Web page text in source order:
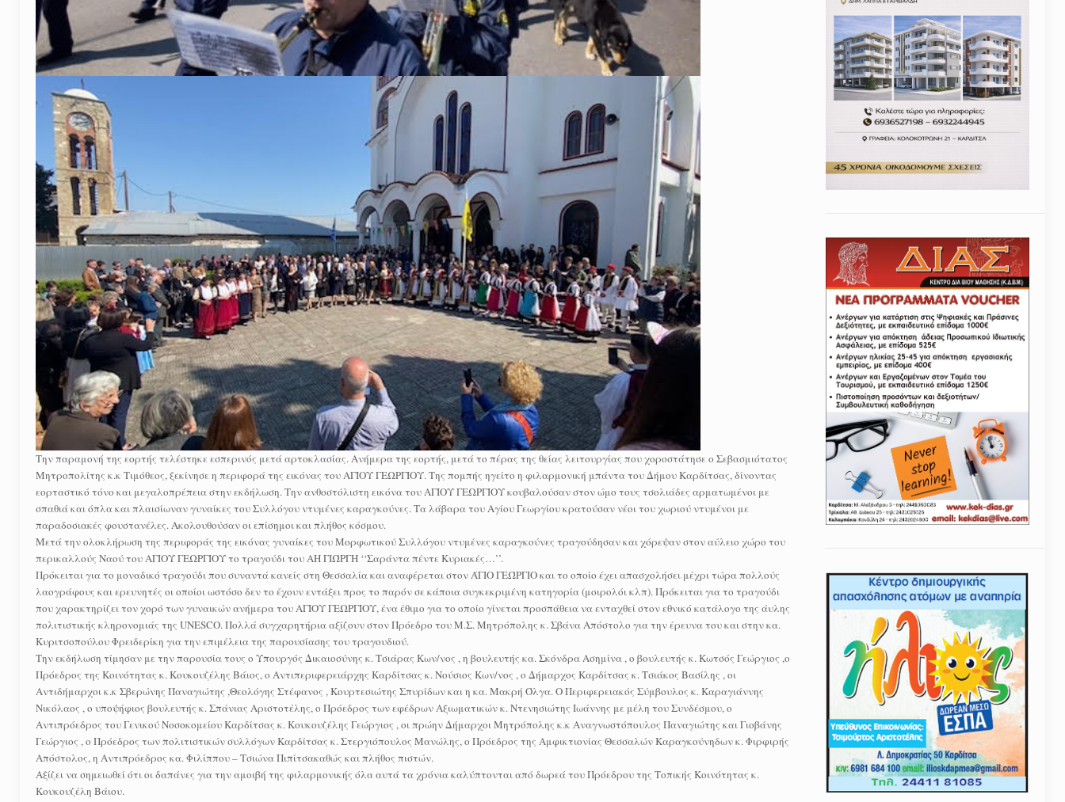
Την παραμονή της εορτής τελέστηκε εσπερινός μετά αρτοκλασίας. Ανήμερα της εορτής, μετά το πέρας της θείας λειτουργίας που χοροστάτησε ο Σεβασμιότατος
Μητροπολίτης κ.κ Τιμόθεος, ξεκίνησε η περιφορά της εικόνας του ΑΓΊΟΥ ΓΕΩΡΓΊΟΥ. Της πομπής ηγείτο η φιλαρμονική μπάντα του Δήμου Καρδίτσας, δίνοντας
εορταστικό τόνο και μεγαλοπρέπεια στην εκδήλωση. Την ανθοστόλιστη εικόνα του ΑΓΊΟΥ ΓΕΩΡΓΊΟΥ κουβαλούσαν στον ώμο τους τσολιάδες αρματωμένοι με
σπαθιά και όπλα και πλαισίωναν γυναίκες του Συλλόγου ντυμένες καραγκούνες. Τα λάβαρα του Αγίου Γεωργίου κρατούσαν νέοι του χωριού ντυμένοι με
παραδοσιακές φουστανέλες. Ακολουθούσαν οι επίσημοι και πλήθος κόσμου.
Μετά την ολοκλήρωση της περιφοράς της εικόνας γυναίκες του Μορφωτικού Συλλόγου ντυμένες καραγκούνες τραγούδησαν και χόρεψαν στον αύλειο χώρο του
περικαλλούς Ναού του ΑΓΊΟΥ ΓΕΩΡΓΊΟΥ το τραγούδι του ΑΗ ΓΙΏΡΓΗ ‘‘Σαράντα πέντε Κυριακές…’’.
Πρόκειται για το μοναδικό τραγούδι που συναντά κανείς στη Θεσσαλία και αναφέρεται στον ΆΓΙΟ ΓΕΏΡΓΙΟ και το οποίο έχει απασχολήσει μέχρι τώρα πολλούς
λαογράφους και ερευνητές οι οποίοι ωστόσο δεν το έχουν εντάξει προς το παρόν σε κάποια συγκεκριμένη κατηγορία (μοιρολόι κλπ). Πρόκειται για το τραγούδι
που χαρακτηρίζει τον χορό των γυναικών ανήμερα του ΑΓΊΟΥ ΓΕΩΡΓΊΟΥ, ένα έθιμο για το οποίο γίνεται προσπάθεια να ενταχθεί στον εθνικό κατάλογο της άυλης
πολιτιστικής κληρονομιάς της UNESCO. Πολλά συγχαρητήρια αξίζουν στον Πρόεδρο του Μ.Σ. Μητρόπολης κ. Σβάνα Απόστολο για την έρευνα του και στην κα.
Κυριτσοπούλου Φρειδερίκη για την επιμέλεια της παρουσίασης του τραγουδιού.
Την εκδήλωση τίμησαν με την παρουσία τους ο Υπουργός Δικαιοσύνης κ. Τσιάρας Κων/νος , η βουλευτής κα. Σκόνδρα Ασημίνα , ο βουλευτής κ. Κωτσός Γεώργιος ,ο
Πρόεδρος της Κοινότητας κ. Κουκουζέλης Βάιος, ο Αντιπεριφερειάρχης Καρδίτσας κ. Νούσιος Κων/νος , ο Δήμαρχος Καρδίτσας κ. Τσιάκος Βασίλης , οι
Αντιδήμαρχοι κ.κ Σβερώνης Παναγιώτης ,Θεολόγης Στέφανος , Κουρτεσιώτης Σπυρίδων και η κα. Μακρή Όλγα. Ο Περιφερειακός Σύμβουλος κ. Καραγιάννης
Νικόλαος , ο υποψήφιος βουλευτής κ. Σπάνιας Αριστοτέλης, ο Πρόεδρος των εφέδρων Αξιωματικών κ. Ντενησιώτης Ιωάννης με μέλη του Συνδέσμου, ο
Αντιπρόεδρος του Γενικού Νοσοκομείου Καρδίτσας κ. Κουκουζέλης Γεώργιος , οι πρώην Δήμαρχοι Μητρόπολης κ.κ Αναγνωστόπουλος Παναγιώτης και Γιοβάνης
Γεώργιος , ο Πρόεδρος των πολιτιστικών συλλόγων Καρδίτσας κ. Στεργιόπουλος Μανώλης, ο Πρόεδρος της Αμφικτιονίας Θεσσαλών Καραγκούνηδων κ. Φιρφιρής
Απόστολος, η Αντιπρόεδρος κα. Φιλίππου – Τσιώνα Πιπίτσακαθώς και πλήθος πιστών.
Αξίζει να σημειωθεί ότι οι δαπάνες για την αμοιβή της φιλαρμονικής όλα αυτά τα χρόνια καλύπτονται από δωρεά του Πρόεδρου της Τοπικής Κοινότητας κ.
Κουκουζέλη Βάιου.